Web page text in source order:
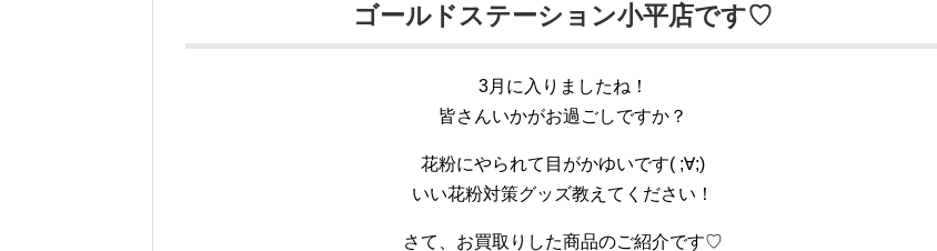
ゴールドステーション小平店です♡
3月に入りましたね！
皆さんいかがお過ごしですか？
花粉にやられて目がかゆいです( ;∀;)
いい花粉対策グッズ教えてください！
さて、お買取りした商品のご紹介です♡